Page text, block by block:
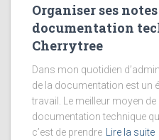
Organiser ses
documentation
Cherrytree
Dans mon quotidien
de la documentation est un
travail. Le meilleur moyen
documentation technique
c’est de prendre Lire la suite